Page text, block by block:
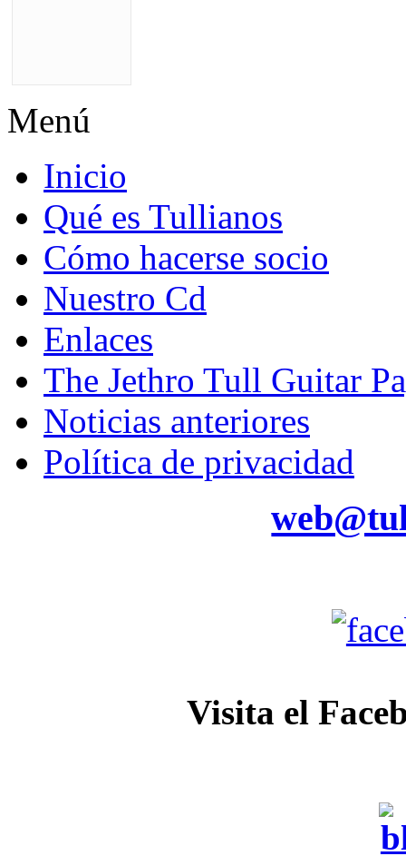
Menú
Inicio
Qué es Tullianos
Cómo hacerse socio
Nuestro Cd
Enlaces
The Jethro Tull Guitar
Noticias anteriores
Política de privacidad
Visita el